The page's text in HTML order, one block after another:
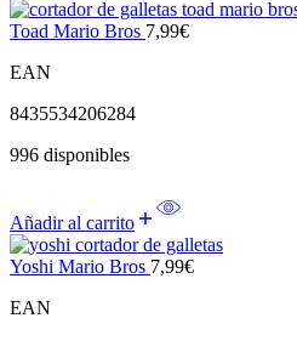
Toad Mario Bros 7,99€
EAN
8435534206284
996 disponibles
Añadir al carrito
Yoshi Mario Bros 7,99€
EAN